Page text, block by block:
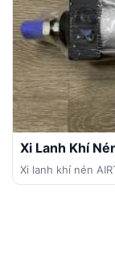
hiệu hàng đầu
AIRTAC •
Các sản phẩm
Bộ lọc khí,
Van khí,
Xylanh khí
Đầu nối
Thiết bị
Phụ kiện
Xi Lanh Khí
Xi lanh khí nén